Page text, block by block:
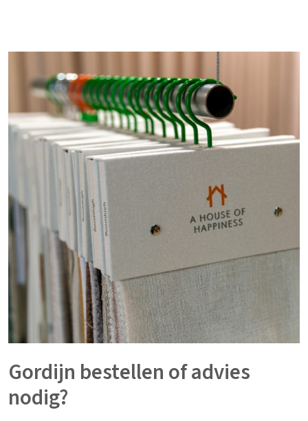
Gordijn bestellen of advies
nodig?